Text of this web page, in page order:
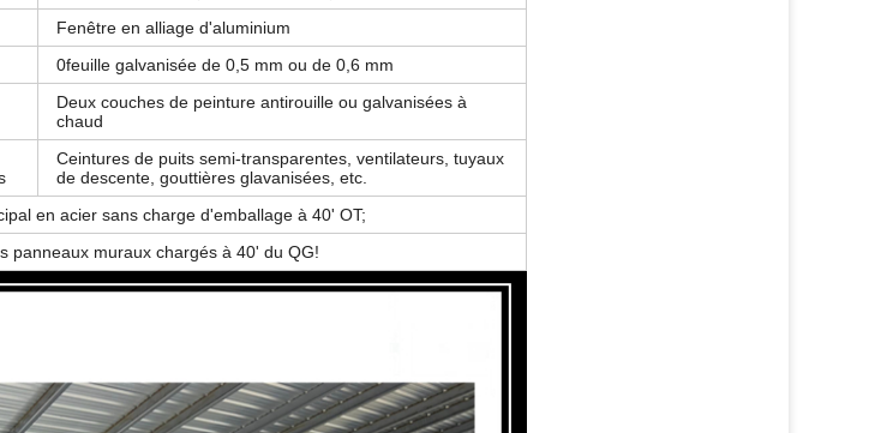
Fenêtre en alliage d'aluminium
0feuille galvanisée de 0,5 mm ou de 0,6 mm
Deux couches de peinture antirouille ou galvanisées à
chaud
Ceintures de puits semi-transparentes, ventilateurs, tuyaux
de descente, gouttières glavanisées, etc.
en acier sans charge d'emballage à 40' OT;
panneaux muraux chargés à 40' du QG!